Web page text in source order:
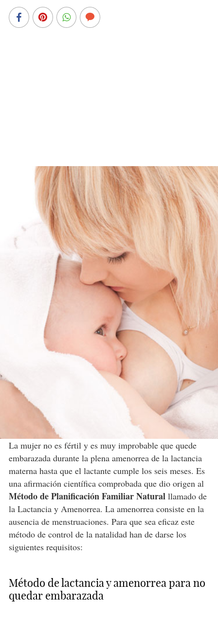
La mujer no es fértil y es muy improbable que quede
embarazada durante la plena amenorrea de la lactancia
materna hasta que el lactante cumple los seis meses. Es
una afirmación científica comprobada que dio origen al
Método de Planificación Familiar Natural llamado de
la Lactancia y Amenorrea. La amenorrea consiste en la
ausencia de menstruaciones. Para que sea eficaz este
método de control de la natalidad han de darse los
siguientes requisitos:
Método de lactancia y amenorrea para no
quedar embarazada